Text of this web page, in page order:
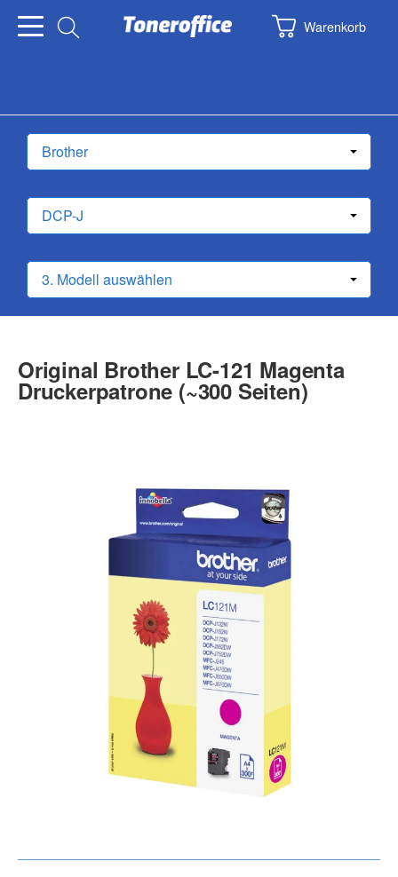
Warenkorb
Original Brother LC-121 Magenta
Druckerpatrone (~300 Seiten)